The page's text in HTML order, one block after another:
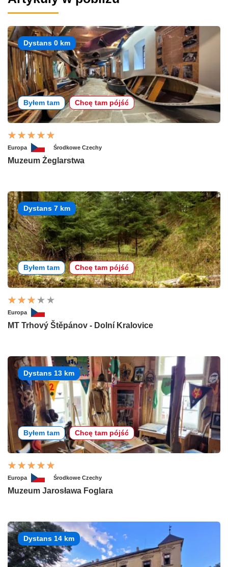
Dystans 0 km
Byłem tam Chcę tam pójść
Europa Środkowe Czechy
Muzeum Żeglarstwa
Dystans 7 km
Byłem tam Chcę tam pójść
Europa
MT Trhový Štěpánov - Dolní Kralovice
Dystans 13 km
Byłem tam Chcę tam pójść
Europa Środkowe Czechy
Muzeum Jarosława Foglara
Dystans 14 km